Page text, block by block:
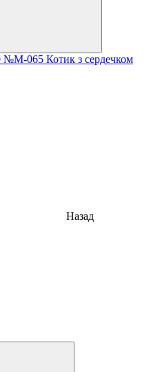
№М-065 Котик з сердечком
Назад